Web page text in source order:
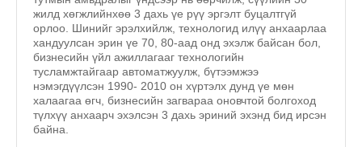
жилд хөгжлийнхөө 3 дахь үе рүү эргэлт буцалтгүй
орлоо. Шинийг эрэлхийлж, технологид илүү анхаарлаа
хандуулсан эрин үе 70, 80-аад онд эхэлж байсан бол,
бизнесийн үйл ажиллагааг технологийн
тусламжтайгаар автоматжуулж, бүтээмжээ
нэмэгдүүлсэн 1990- 2010 он хүртэлх дунд үе мөн
халаагаа өгч, бизнесийн загвараа оновчтой болгоход
түлхүү анхаарч эхэлсэн 3 дахь эриний эхэнд бид ирсэн
байна.